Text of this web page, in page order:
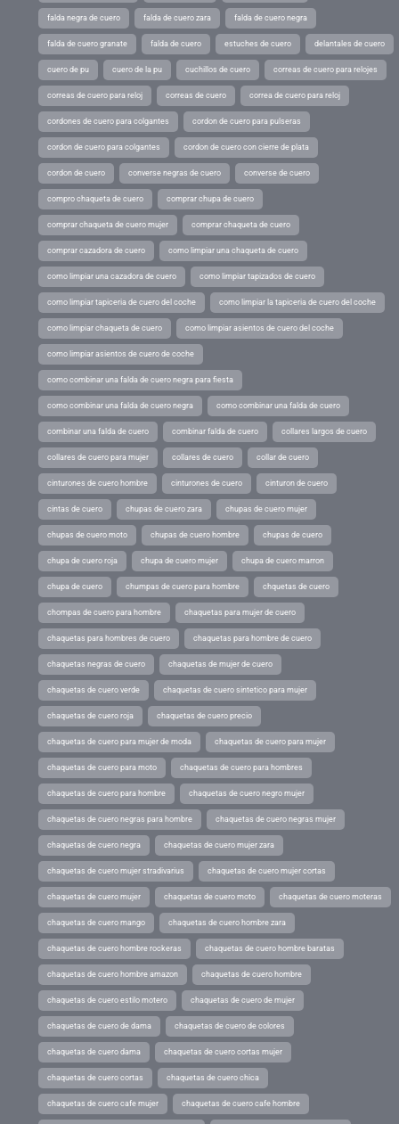
falda negra de cuero falda de cuero zara falda de cuero negra
falda de cuero granate falda de cuero estuches de cuero delantales de cuero
cuero de pu cuero de la pu cuchillos de cuero correas de cuero para relojes
correas de cuero para reloj correas de cuero correa de cuero para reloj
cordones de cuero para colgantes cordon de cuero para pulseras
cordon de cuero para colgantes cordon de cuero con cierre de plata
cordon de cuero converse negras de cuero converse de cuero
compro chaqueta de cuero comprar chupa de cuero
comprar chaqueta de cuero mujer comprar chaqueta de cuero
comprar cazadora de cuero como limpiar una chaqueta de cuero
como limpiar una cazadora de cuero como limpiar tapizados de cuero
como limpiar tapiceria de cuero del coche como limpiar la tapiceria de cuero del coche
como limpiar chaqueta de cuero como limpiar asientos de cuero del coche
como limpiar asientos de cuero de coche
como combinar una falda de cuero negra para fiesta
como combinar una falda de cuero negra como combinar una falda de cuero
combinar una falda de cuero combinar falda de cuero collares largos de cuero
collares de cuero para mujer collares de cuero collar de cuero
cinturones de cuero hombre cinturones de cuero cinturon de cuero
cintas de cuero chupas de cuero zara chupas de cuero mujer
chupas de cuero moto chupas de cuero hombre chupas de cuero
chupa de cuero roja chupa de cuero mujer chupa de cuero marron
chupa de cuero chumpas de cuero para hombre chquetas de cuero
chompas de cuero para hombre chaquetas para mujer de cuero
chaquetas para hombres de cuero chaquetas para hombre de cuero
chaquetas negras de cuero chaquetas de mujer de cuero
chaquetas de cuero verde chaquetas de cuero sintetico para mujer
chaquetas de cuero roja chaquetas de cuero precio
chaquetas de cuero para mujer de moda chaquetas de cuero para mujer
chaquetas de cuero para moto chaquetas de cuero para hombres
chaquetas de cuero para hombre chaquetas de cuero negro mujer
chaquetas de cuero negras para hombre chaquetas de cuero negras mujer
chaquetas de cuero negra chaquetas de cuero mujer zara
chaquetas de cuero mujer stradivarius chaquetas de cuero mujer cortas
chaquetas de cuero mujer chaquetas de cuero moto chaquetas de cuero moteras
chaquetas de cuero mango chaquetas de cuero hombre zara
chaquetas de cuero hombre rockeras chaquetas de cuero hombre baratas
chaquetas de cuero hombre amazon chaquetas de cuero hombre
chaquetas de cuero estilo motero chaquetas de cuero de mujer
chaquetas de cuero de dama chaquetas de cuero de colores
chaquetas de cuero dama chaquetas de cuero cortas mujer
chaquetas de cuero cortas chaquetas de cuero chica
chaquetas de cuero cafe mujer chaquetas de cuero cafe hombre